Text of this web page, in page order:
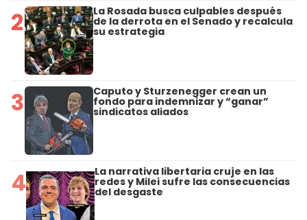
2 La Rosada busca culpables después
de la derrota en el Senado y recalcula
su estrategia
3 Caputo y Sturzenegger crean un
fondo para indemnizar y “ganar”
sindicatos aliados
4 La narrativa libertaria cruje en las
redes y Milei sufre las consecuencias
del desgaste